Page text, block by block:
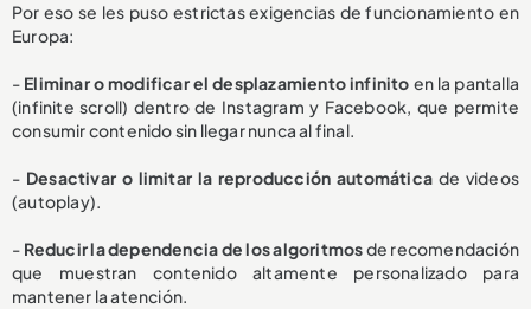
Por eso se les puso estrictas exigencias de funcionamiento en
Europa:
- Eliminar o modificar el desplazamiento infinito en la pantalla
(infinite scroll) dentro de Instagram y Facebook, que permite
consumir contenido sin llegar nunca al final.
- Desactivar o limitar la reproducción automática de videos
(autoplay).
- Reducir la dependencia de los algoritmosde recomendación
que muestran contenido altamente personalizado para
mantener la atención.